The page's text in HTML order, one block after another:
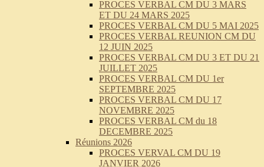
PROCES VERBAL CM DU 3 MARS
ET DU 24 MARS 2025
PROCES VERBAL CM DU 5 MAI 2025
PROCES VERBAL REUNION CM DU
12 JUIN 2025
PROCES VERBAL CM DU 3 ET DU 21
JUILLET 2025
PROCES VERBAL CM DU 1er
SEPTEMBRE 2025
PROCES VERBAL CM DU 17
NOVEMBRE 2025
PROCES VERBAL CM du 18
DECEMBRE 2025
Réunions 2026
PROCES VERVAL CM DU 19
JANVIER 2026